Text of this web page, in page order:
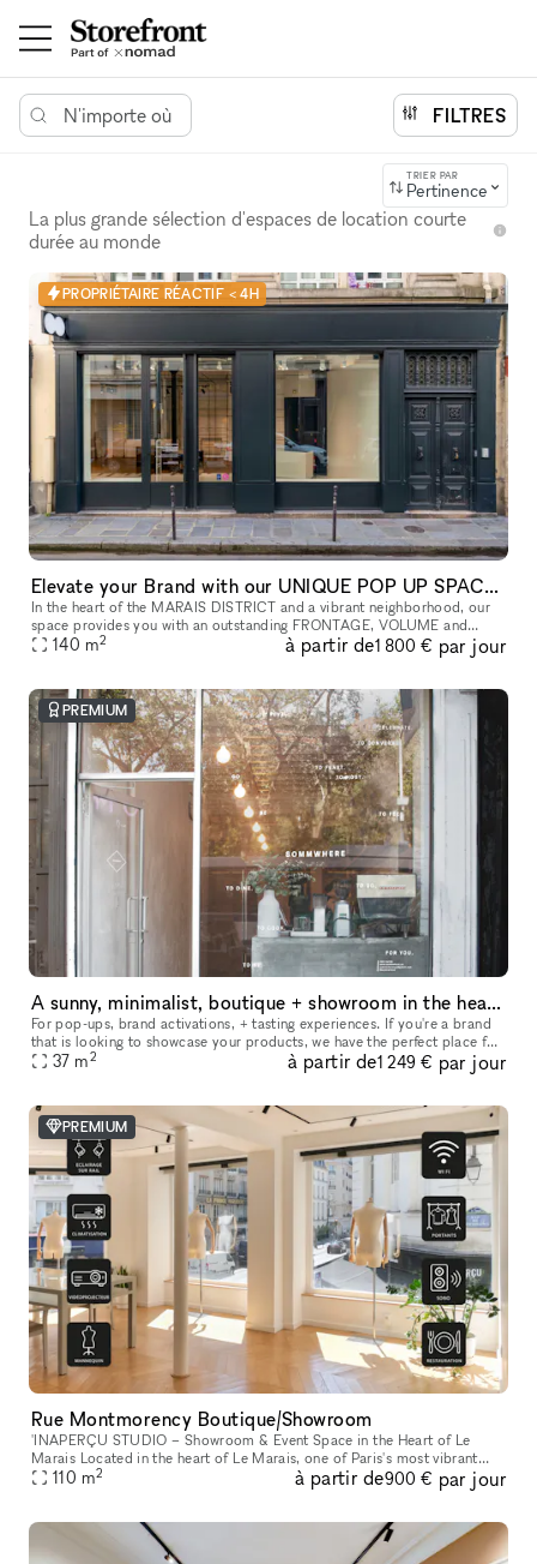
N'importe où FILTRES
TRIER PAR
Pertinence
La plus grande sélection d'espaces de location courte
durée au monde
PROPRIÉTAIRE RÉACTIF < 4H
Elevate your Brand with our UNIQUE POP UP SPACE in PARIS Marais
In the heart of the MARAIS DISTRICT and a vibrant neighborhood, our
space provides you with an outstanding FRONTAGE, VOLUME and
ARCHITECTURE. The location is very interesting as it is on a real sho
140 m2 à partir de1 800 € par jour
PREMIUM
A sunny, minimalist, boutique + showroom in the heart of the Lower East Side, Manhattan
For pop-ups, brand activations, + tasting experiences. If you're a brand
that is looking to showcase your products, we have the perfect place for
you. Our sustainably designed 'pop up space' is ide
37 m2 à partir de1 249 € par jour
PREMIUM
Rue Montmorency Boutique/Showroom
'INAPERÇU STUDIO – Showroom & Event Space in the Heart of Le
Marais Located in the heart of Le Marais, one of Paris's most vibrant
and sought-after neighborhoods, L'INAPERÇU STUDIO is a versatile ve
110 m2 à partir de900 € par jour